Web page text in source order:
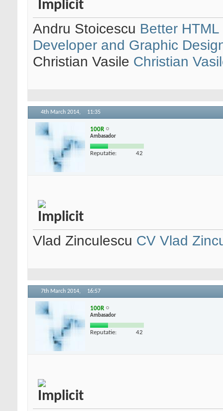
Andru Stoicescu Better
Developer and Graphic
Christian Vasile Christian
4th March 2014, 11:35
100R
Ambasador
Reputatie: 42
Vlad Zinculescu CV Vlad
7th March 2014, 16:57
100R
Ambasador
Reputatie: 42